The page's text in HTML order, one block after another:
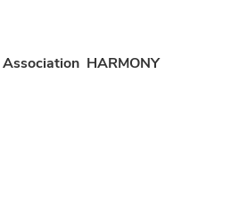
Association HARMONY